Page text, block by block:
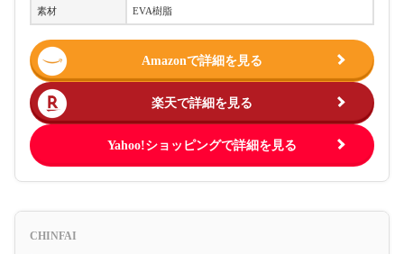
素材 EVA樹脂
Amazonで詳細を見る
楽天で詳細を見る
Yahoo!ショッピングで詳細を見る
CHINFAI